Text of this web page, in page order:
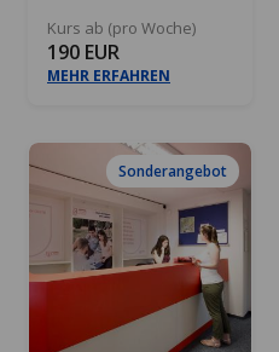
Kurs ab (pro Woche)
190 EUR
MEHR ERFAHREN
Sonderangebot